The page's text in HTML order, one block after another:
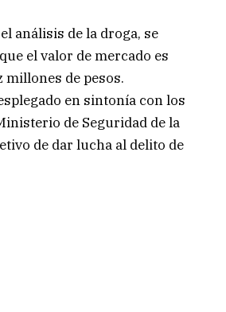
análisis de la droga, se
el valor de mercado es
de pesos.
en sintonía con los
de Seguridad de la
de dar lucha al delito de